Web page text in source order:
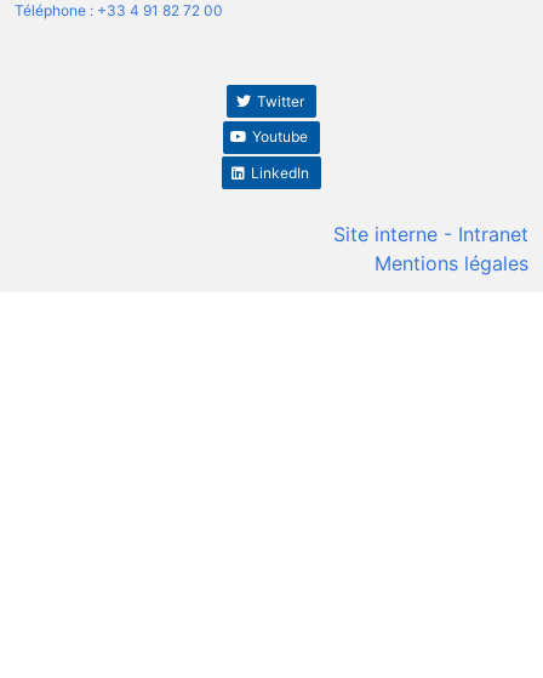
Téléphone : +33 4 91 82 72 00
Twitter
Youtube
LinkedIn
Site interne - Intranet
Mentions légales